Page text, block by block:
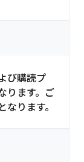
び購読プ
ります。ご
ります。